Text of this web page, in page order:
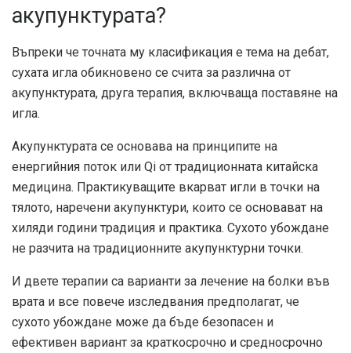
акупунктурата?
Въпреки че точната му класификация е тема на дебат,
сухата игла обикновено се счита за различна от
акупунктурата, друга терапия, включваща поставяне на
игла.
Акупунктурата се основава на принципите на
енергийния поток или Qi от традиционната китайска
медицина. Практикуващите вкарват игли в точки на
тялото, наречени акупунктури, които се основават на
хиляди години традиция и практика. Сухото убождане
не разчита на традиционните акупунктурни точки.
И двете терапии са варианти за лечение на болки във
врата и все повече изследвания предполагат, че
сухото убождане може да бъде безопасен и
ефективен вариант за краткосрочно и средносрочно